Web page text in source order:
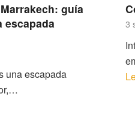
guía
escapada
una escapada
3